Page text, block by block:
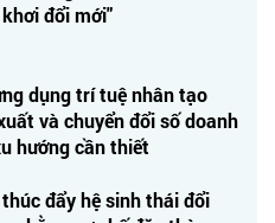
đổi mới"
dụng trí tuệ nhân tạo
và chuyển đổi số doanh
hướng cần thiết
đẩy hệ sinh thái đổi